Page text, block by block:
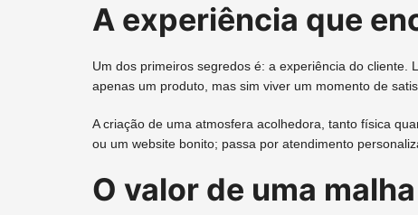
A experiência que
Um dos primeiros segredos é: a experiência do
apenas um produto, mas sim viver um momento de
A criação de uma atmosfera acolhedora, tanto física
ou um website bonito; passa por atendimento
O valor de uma